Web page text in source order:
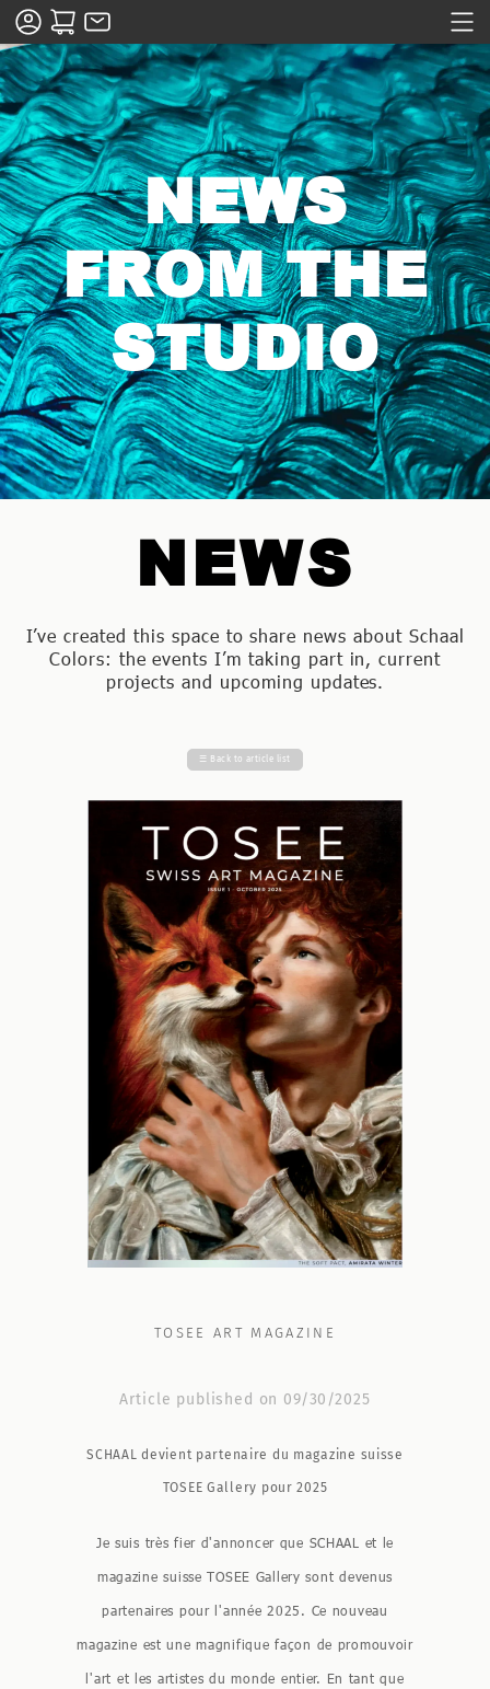
NEWS
FROM THE
STUDIO
NEWS
I’ve created this space to share news about Schaal
Colors: the events I’m taking part in, current
projects and upcoming updates.
☰ Back to article list
TOSEE ART MAGAZINE
Article published on 09/30/2025
SCHAAL devient partenaire du magazine suisse
TOSEE Gallery pour 2025
Je suis très fier d'annoncer que SCHAAL et le
magazine suisse TOSEE Gallery sont devenus
partenaires pour l'année 2025. Ce nouveau
magazine est une magnifique façon de promouvoir
l'art et les artistes du monde entier. En tant que